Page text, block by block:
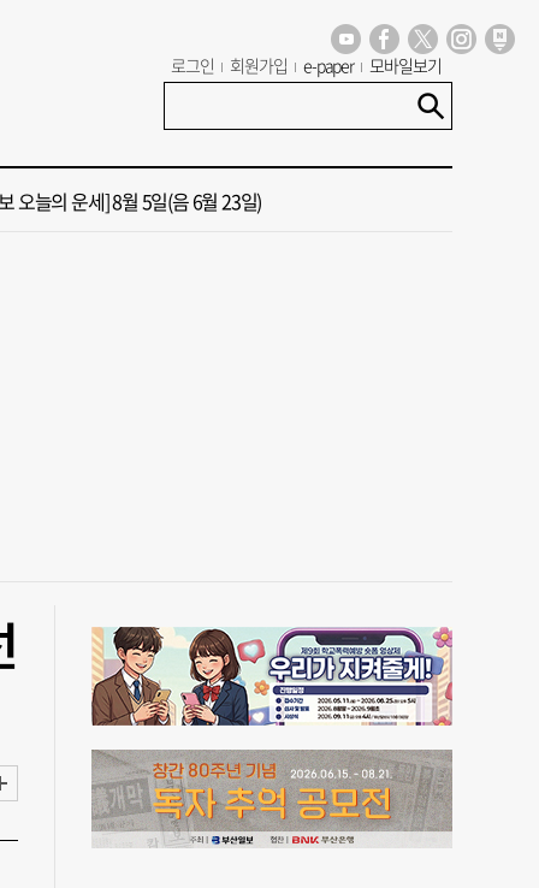
로그인 회원가입 e-paper 모바일보기
호 태풍 돌핀 경로, 내주 중국 상륙…'불가마 더위' 언제까지
오늘의 운세] 8월 5일(음 6월 23일)
폭염 예상 못 해” 골프 예약 취소 속출